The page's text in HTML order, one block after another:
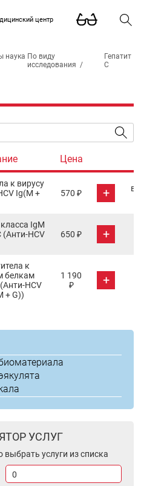
центр
наука По виду
исследования /
Гепатит
C
Цена
к вирусу
Ig(М +
570 ₽ + в
IgM
(Анти-НСV
650 ₽ +
к
белкам
(Анти-НСV
+ G))
1 190
₽
+
УСЛУГ
услуги из списка
0